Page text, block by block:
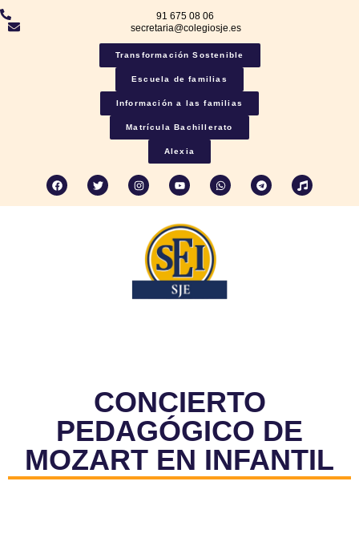
91 675 08 06
secretaria@colegiosje.es
Transformación Sostenible
Escuela de familias
Información a las familias
Matrícula Bachillerato
Alexia
CONCIERTO
PEDAGÓGICO DE
MOZART EN INFANTIL